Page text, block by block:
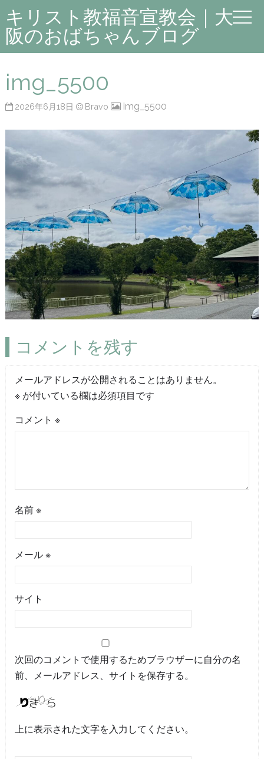
キリスト教福音宣教会｜大
阪のおばちゃんブログ
img_5500
2026年6月18日 Bravo img_5500
コメントを残す
メールアドレスが公開されることはありません。
※が付いている欄は必須項目です
コメント ※
名前 ※
メール ※
サイト
次回のコメントで使用するためブラウザーに自分の名
前、メールアドレス、サイトを保存する。
上に表示された文字を入力してください。